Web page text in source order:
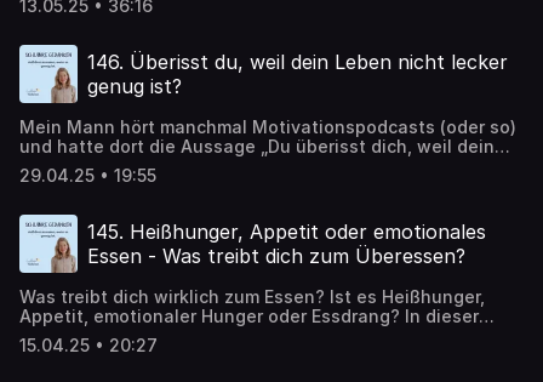
nach. Du fragst dich: „Warum überkommt mich immer
Wenn du „Woher kommt Heißhunger?“ bei Google eingibst,
findest du viele nützliche Antworten, doch so richtig tief
und konkret gehen die meisten Artikel nicht auf die
Oberfläche und erklären nur allgemein, dass Heißhunger
mit schlechten Essgewohnheiten, Schlafmangel oder
Stress zu tun hat. Aus meinen Coachings weiß ich jedoch,
emotionaler, körperlicher oder gewohnheitsbedingter
Natur sind. Diese lassen sich nur verstehen, wenn du den
Blick hinter dein Verlangen nach Essen wirfst. Die fünf
häufigsten Gründe für Heißhunger, die ich immer wieder
bei meinen Klienten sehe, teile ich mit dir in diesem
Artikel.
13.05.25 • 36:16
146. Überisst du, weil dein Leben nicht lecker
genug ist?
Mein Mann hört manchmal Motivationspodcasts (oder so)
und hatte dort die Aussage „Du überisst dich, weil dein
Leben nicht lecker genug ist“ gehört. Im Original war das
auf Russisch (klingt besser), aber ich dachte, was soll’s,
29.04.25 • 19:55
145. Heißhunger, Appetit oder emotionales
Essen - Was treibt dich zum Überessen?
Was treibt dich wirklich zum Essen? Ist es Heißhunger,
Appetit, emotionaler Hunger oder Essdrang? In dieser
Folge erfährst du, wie du die Unterschiede erkennst – und
warum das so wichtig ist, wenn du dein Essverhalten
15.04.25 • 20:27